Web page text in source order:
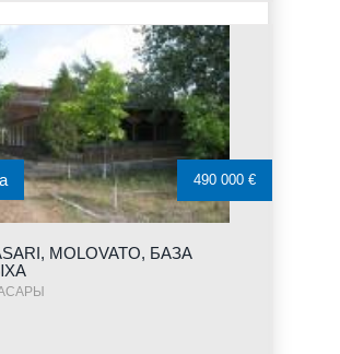
MOLOVATO, БАЗА
490 000 €